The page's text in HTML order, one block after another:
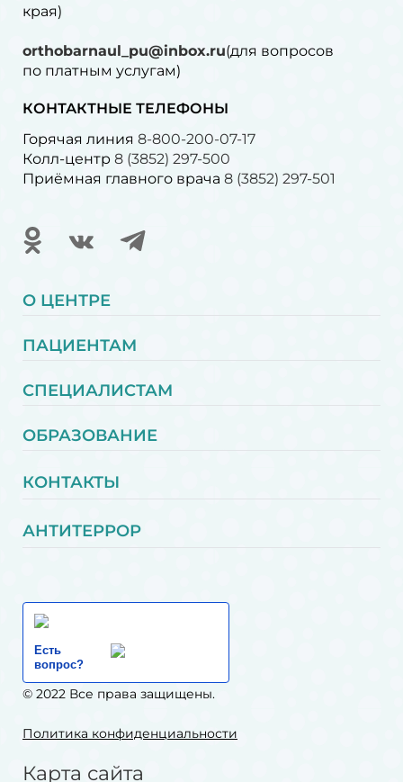
края)
orthobarnaul_pu@inbox.ru(для вопросов
по платным услугам)⁠
КОНТАКТНЫЕ ТЕЛЕФОНЫ
Горячая линия 8-800-200-07-17
Колл-центр 8 (3852) 297-500
Приёмная главного врача 8 (3852) 297-501
О ЦЕНТРЕ
ПАЦИЕНТАМ
СПЕЦИАЛИСТАМ
ОБРАЗОВАНИЕ
КОНТАКТЫ
АНТИТЕРРОР
Есть
вопрос?
© 2022 Все права защищены.
Политика конфиденциальности
Карта сайта